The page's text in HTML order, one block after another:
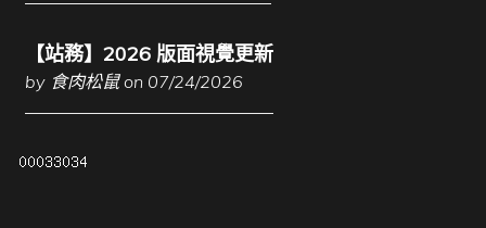
【站務】2026 版面視覺更新
by 食肉松鼠on 07/24/2026